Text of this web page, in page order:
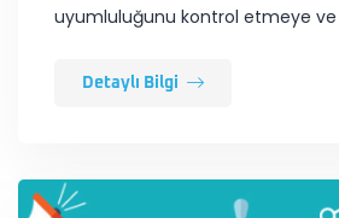
uyumluluğunu kontrol etmeye ve
Detaylı Bilgi